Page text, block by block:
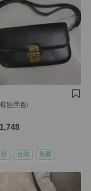
包(黑色）
台灣 免運